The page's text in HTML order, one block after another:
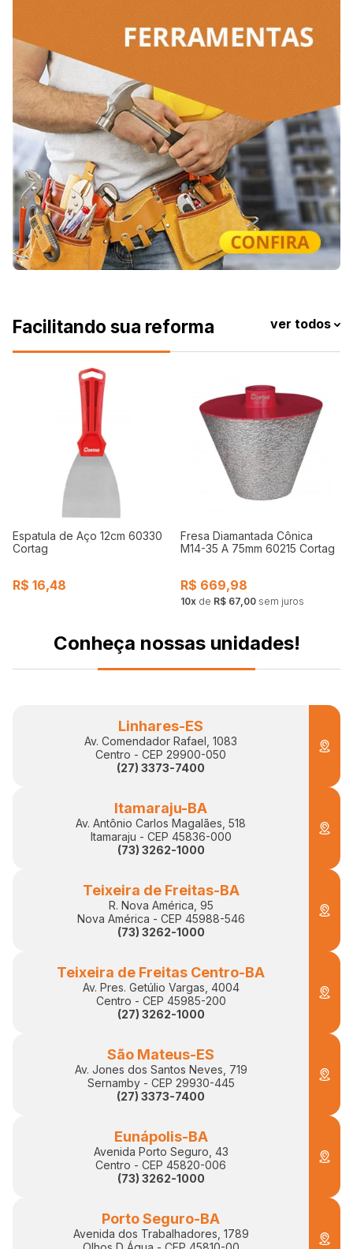
Facilitando sua reforma ver todos
Espatula de Aço 12cm 60330
Cortag
R$ 16,48
Fresa Diamantada Cônica
M14-35 A 75mm 60215 Cortag
R$ 669,98
10 de R$ 67,00 sem juros
Conheça nossas unidades!
Linhares-ES
Av. Comendador Rafael, 1083
Centro - CEP 29900-050
(27) 3373-7400
Itamaraju-BA
Av. Antônio Carlos Magalães, 518
Itamaraju - CEP 45836-000
(73) 3262-1000
Teixeira de Freitas-BA
R. Nova América, 95
Nova América - CEP 45988-546
(73) 3262-1000
Teixeira de Freitas Centro-BA
Av. Pres. Getúlio Vargas, 4004
Centro - CEP 45985-200
(27) 3262-1000
São Mateus-ES
Av. Jones dos Santos Neves, 719
Sernamby - CEP 29930-445
(27) 3373-7400
Eunápolis-BA
Avenida Porto Seguro, 43
Centro - CEP 45820-006
(73) 3262-1000
Porto Seguro-BA
Avenida dos Trabalhadores, 1789